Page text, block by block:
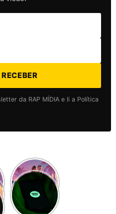
da RAP MÍDIA e li a Política